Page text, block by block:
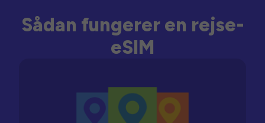
Sådan fungerer en rejse-
eSIM